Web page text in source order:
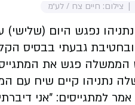
צילום: חיים צח / לע״מ
נפגש היום (שלישי)
גבעתי בבסיס
פגש את
נתניהו קיים שיח עם
למתגייסים: "אני